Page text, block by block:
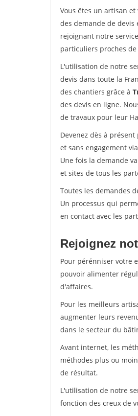
Vous êtes un artisan
des demande de devis
rejoignant notre
particuliers proches
L'utilisation de notre
devis dans toute la
des chantiers grâce à
des devis en ligne.
de travaux pour leur
Devenez dès à
et sans engagement
Une fois la demande
et sites de tous les
Toutes les demandes
Un processus qui
en contact avec les
Rejoignez
Pour pérénniser votre
pouvoir alimenter
d'affaires.
Pour les meilleurs
augmenter leurs
dans le secteur du
Avant internet, les
méthodes plus ou
de résultat.
L'utilisation de notre
fonction des creux de